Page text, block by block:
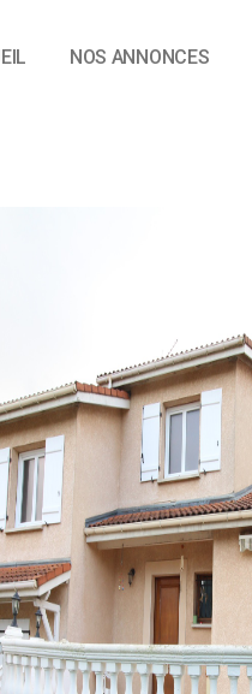
NOS ANNONCES